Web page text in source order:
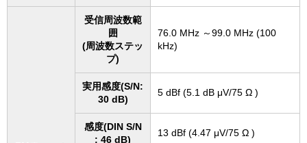
受信周波数範
囲
(周波数ステッ
プ)
76.0 MHz ～99.0 MHz (100
kHz)
実用感度(S/N:
30 dB)
5 dBf (5.1 dB μV/75 Ω )
感度(DIN S/N
: 46 dB)
13 dBf (4.47 μV/75 Ω )